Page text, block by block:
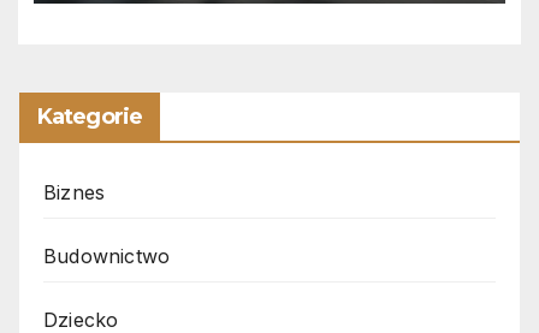
Kategorie
Biznes
Budownictwo
Dziecko